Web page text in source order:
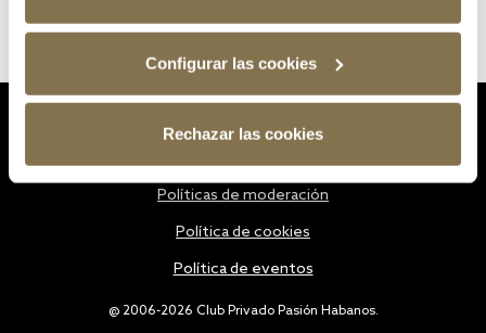
Configurar las cookies
Rechazar las cookies
@ 2006-2026 Club Privado Pasión Habanos.
Políticas de moderación
Política de cookies
Política de eventos